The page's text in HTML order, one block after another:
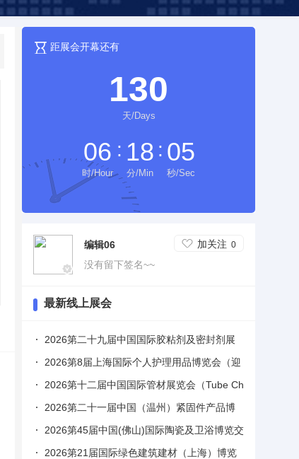
距展会开幕还有
130
天/Days
06
时/Hour
: 18
分/Min
: 04
秒/Sec
编辑06 加关注 0
没有留下签名~~
最新线上展会
2026第二十九届中国国际胶粘剂及密封剂展
览会（ASE CHINA ）第21届中国国际胶粘带
与薄膜展览会（TF-EXPO CHINA）
2026第8届上海国际个人护理用品博览会（迎
河个护展 PCE）
2026第十二届中国国际管材展览会（Tube Ch
ina 2026）
2026第二十一届中国（温州）紧固件产品博
览会（紧博会）
2026第45届中国(佛山)国际陶瓷及卫浴博览交
易会（佛山陶博会）
2026第21届国际绿色建筑建材（上海）博览